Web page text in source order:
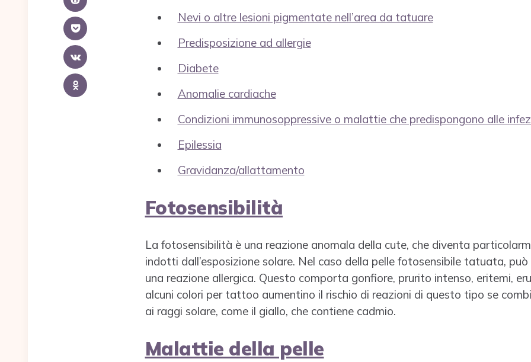
Nevi o altre lesioni pigmentate nell’area da tatuare
Predisposizione ad allergie
Diabete
Anomalie cardiache
Condizioni immunosoppressive o malattie che predispongono alle
Epilessia
Gravidanza/allattamento
Fotosensibilità
La fotosensibilità è una reazione anomala della cute, che diventa
indotti dall’esposizione solare. Nel caso della pelle fotosensibile tatuata,
una reazione allergica. Questo comporta gonfiore, prurito intenso, eritemi,
alcuni colori per tattoo aumentino il rischio di reazioni di questo tipo se
ai raggi solare, come il giallo, che contiene cadmio.
Malattie della pelle